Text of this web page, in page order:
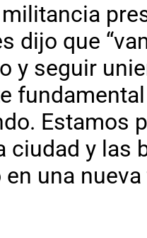
dijo que
y seguir
Estamos
ciudad y las
una